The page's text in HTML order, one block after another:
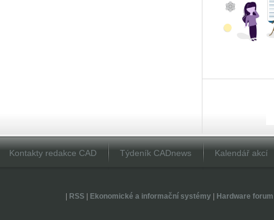
Kontakty redakce CAD Týdeník CADnews Kalendář akcí
RSS| Ekonomické a informační systémy| Hardware forum